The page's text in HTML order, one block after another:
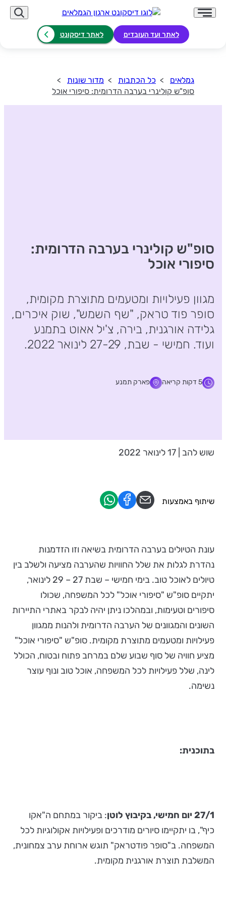
לאתר ועד העובדים לאתר דיסקונט
גמלאים כל הכתבות
מדור שונות
סופ"ש קולינרי בערבה הדרומית: סיפורי אוכל
סופ"ש קולינרי בערבה הדרומית:
סיפורי אוכל
מגוון פעילויות ומטעמים מתוצרת מקומית,
סופר פוד טראק, "שף השמש", שוק איכרים,
גלידה אורגנית, בירה, צ'יל אאוט בתמנע
ועוד. חמישי - שבת, 27-29 לינואר 2022.
5 דקות קריאה פארק תמנע
שוש להב | 17 לינואר 2022
עונת הטיולים בערבה הדרומית בשיאה וזו הזדמנות
נהדרת לגלות את שלל החוויות שהערבה מציעה ולשלב בין
טיולים לאוכל טוב. בימי חמישי – שבת 27 – 29 לינואר,
יתקיים סופ"ש "סיפורי אוכל" לכל המשפחה, שכולו
סיפורים וטעימות, ובמהלכו ניתן יהיה לבקר באתרי התיירות
השונים והמגוונים של הערבה הדרומית ולהנות ממגוון
פעילויות ומטעמים מתוצרת מקומית. סופ"ש "סיפורי אוכל"
מציע חוויה של סוף שבוע שלם במרחב פתוח ובטוח, הכולל
לינה, שלל פעילויות לכל המשפחה, אוכל טוב ונוף עוצר
נשימה.
בתוכנית:
27/1 יום חמישי, בקיבוץ לוטן: ביקור במתחם ה"אקו
כיף", בו יתקיימו סיורים מודרכים ופעילויות אקולוגיות לכל
המשפחה. ב"סופר פודטראק" תוגש ארוחת ערב צמחונית,
המשלבת תוצרת אורגנית מקומית.
שיתוף באמצעות